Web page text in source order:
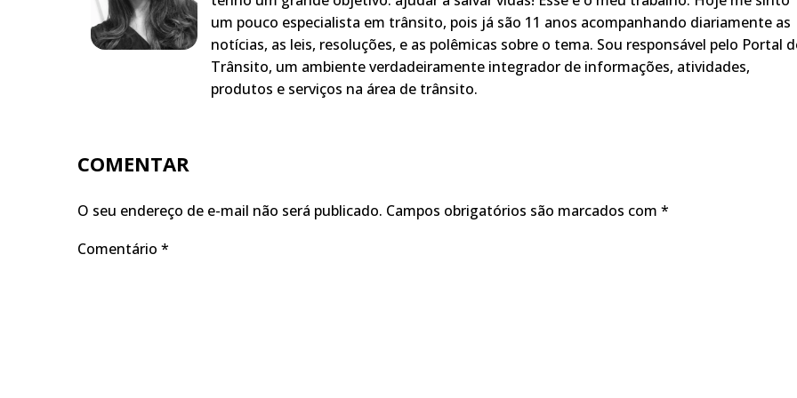
um pouco especialista em trânsito, pois já são 11 anos acompanhando diariamente as
notícias, as leis, resoluções, e as polêmicas sobre o tema. Sou responsável pelo Portal
Trânsito, um ambiente verdadeiramente integrador de informações, atividades,
produtos e serviços na área de trânsito.
COMENTAR
O seu endereço de e-mail não será publicado. Campos obrigatórios são marcados com *
Comentário *